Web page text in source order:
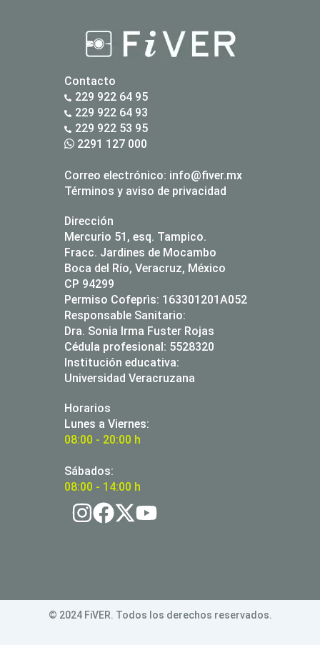
Contacto
229 922 64 95
229 922 64 93
229 922 53 95
2291 127 000
Correo electrónico: info@fiver.mx
Términos y aviso de privacidad
Dirección
Mercurio 51, esq. Tampico.
Fracc. Jardines de Mocambo
Boca del Río, Veracruz, México
CP 94299
Permiso Cofeprìs: 163301201A052
Responsable Sanitario:
Dra. Sonia Irma Fuster Rojas
Cédula profesional: 5528320
Institución educativa:
Universidad Veracruzana
Horarios
Lunes a Viernes:
08:00 - 20:00 h
Sábados:
08:00 - 14:00 h
© 2024 FiVER. Todos los derechos reservados.